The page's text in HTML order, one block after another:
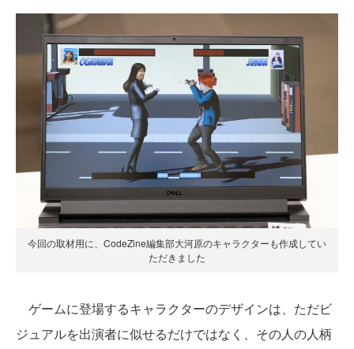
今回の取材用に、CodeZine編集部大河原のキャラクターも作成してい
ただきました
ゲームに登場するキャラクターのデザインは、ただビ
ジュアルを出演者に似せるだけではなく、その人の人柄